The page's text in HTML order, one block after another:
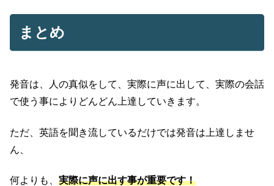
まとめ
発音は、人の真似をして、実際に声に出して、実際の会話
で使う事によりどんどん上達していきます。
ただ、英語を聞き流しているだけでは発音は上達しませ
ん、
何よりも、 実際に声に出す事が重要です！